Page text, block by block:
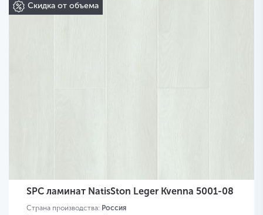
Скидка от объема
SPC ламинат NatisSton Leger Kvenna 5001-08
Страна производства: Россия